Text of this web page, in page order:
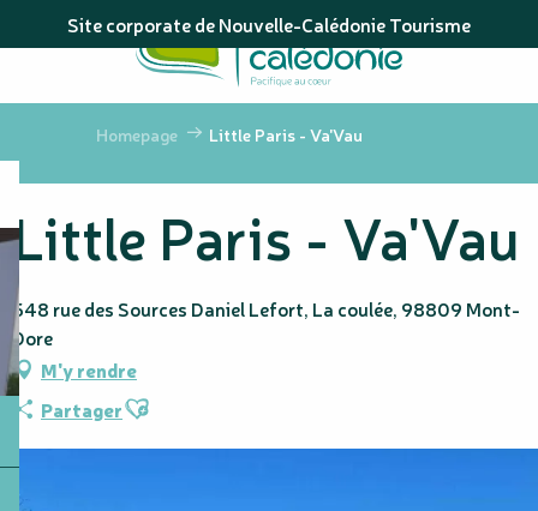
au
principal
Site corporate de Nouvelle-Calédonie Tourisme
Homepage Little Paris - Va'Vau
Little Paris - Va'Vau
548 rue des Sources Daniel Lefort, La coulée, 98809 Mont-
Dore
M'y rendre
PartagerAjouter aux favoris